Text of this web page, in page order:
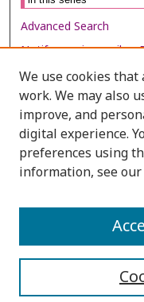
Advanced Search
Notify me via email or
Browse
Collections
Disciplines
Authors
We use cookies
work. We may also
improve, and
digital experience.
preferences using
information, see our